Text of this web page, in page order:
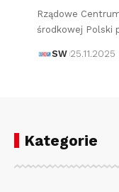
Rządowe
środkowej Polski
SW 25.11.2025
Kategorie